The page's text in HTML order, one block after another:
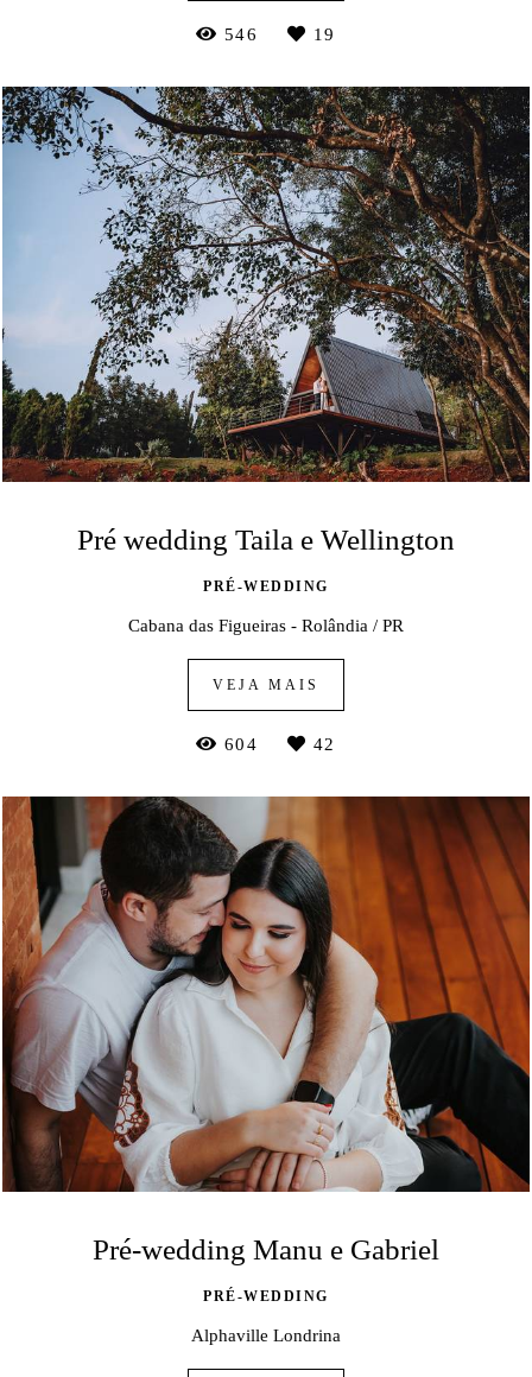
546 19
Pré wedding Taila e Wellington
PRÉ-WEDDING
Cabana das Figueiras - Rolândia / PR
VEJA MAIS
604 42
Pré-wedding Manu e Gabriel
PRÉ-WEDDING
Alphaville Londrina